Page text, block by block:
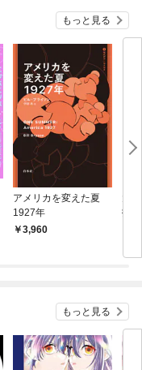
もっと見る
アメリカを変えた夏
1927年
3,960
技術
もっと見る